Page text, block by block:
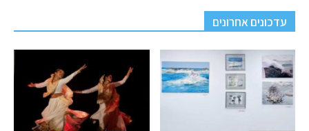
עדכונים אחרונים